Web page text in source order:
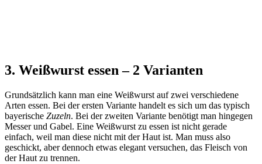
3. Weißwurst essen – 2 Varianten
Grundsätzlich kann man eine Weißwurst auf zwei verschiedene
Arten essen. Bei der ersten Variante handelt es sich um das typisch
bayerische Zuzeln. Bei der zweiten Variante benötigt man hingegen
Messer und Gabel. Eine Weißwurst zu essen ist nicht gerade
einfach, weil man diese nicht mit der Haut ist. Man muss also
geschickt, aber dennoch etwas elegant versuchen, das Fleisch von
der Haut zu trennen.